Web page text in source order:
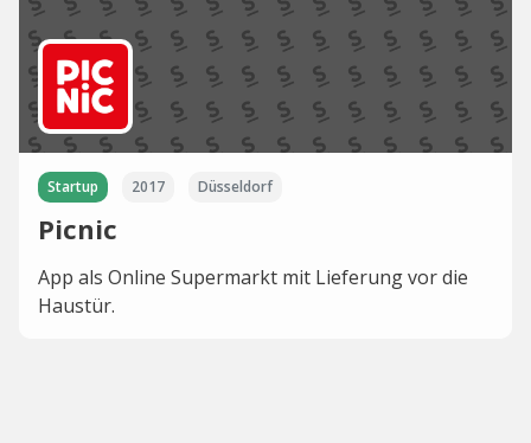
Startup 2017 Düsseldorf
Picnic
App als Online Supermarkt mit Lieferung vor die
Haustür.